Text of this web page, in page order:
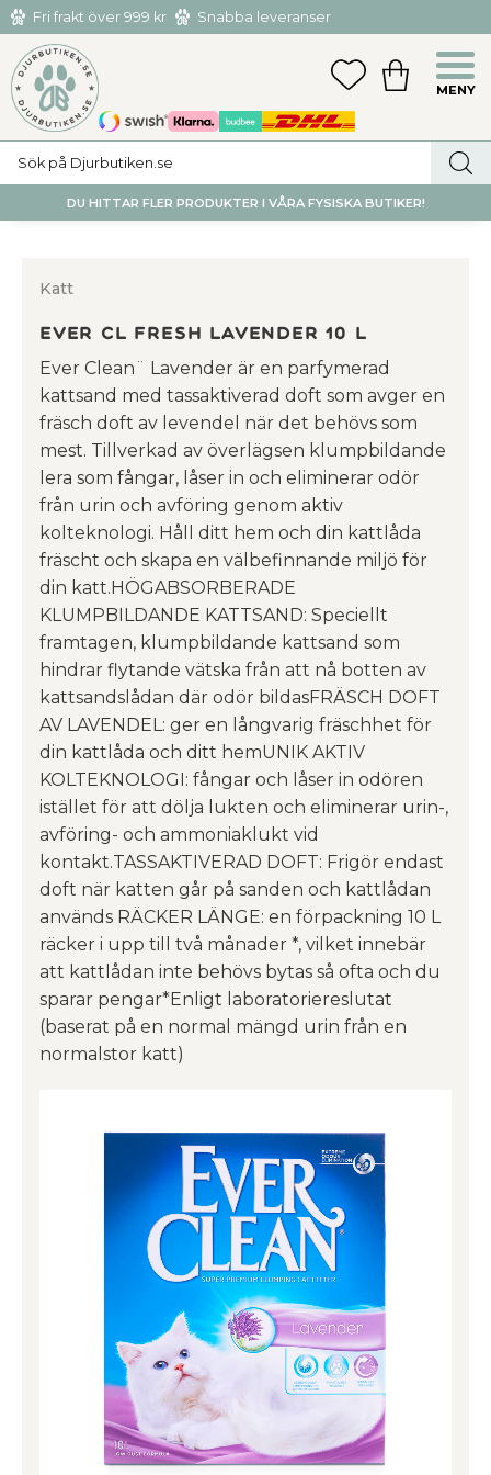
Meny
Fri frakt över 999 kr
Snabba leveranser
Hämta och returnera i butiken i Tumba eller Huddinge C
FAVORITER
KUNDVAGN
DU HITTAR FLER PRODUKTER I VÅRA FYSISKA BUTIKER!
Katt
Ever Cl Fresh Lavender 10 L
Ever Clean¨ Lavender är en parfymerad
kattsand med tassaktiverad doft som avger en
fräsch doft av levendel när det behövs som
mest. Tillverkad av överlägsen klumpbildande
lera som fångar, låser in och eliminerar odör
från urin och avföring genom aktiv
kolteknologi. Håll ditt hem och din kattlåda
fräscht och skapa en välbefinnande miljö för
din katt.HÖGABSORBERADE
KLUMPBILDANDE KATTSAND: Speciellt
framtagen, klumpbildande kattsand som
hindrar flytande vätska från att nå botten av
kattsandslådan där odör bildasFRÄSCH DOFT
AV LAVENDEL: ger en långvarig fräschhet för
din kattlåda och ditt hemUNIK AKTIV
KOLTEKNOLOGI: fångar och låser in odören
istället för att dölja lukten och eliminerar urin-,
avföring- och ammoniaklukt vid
kontakt.TASSAKTIVERAD DOFT: Frigör endast
doft när katten går på sanden och kattlådan
används RÄCKER LÄNGE: en förpackning 10 L
räcker i upp till två månader *, vilket innebär
att kattlådan inte behövs bytas så ofta och du
sparar pengar*Enligt laboratoriereslutat
(baserat på en normal mängd urin från en
normalstor katt)